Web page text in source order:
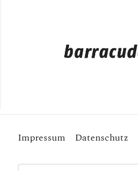
Impressum Datenschutz